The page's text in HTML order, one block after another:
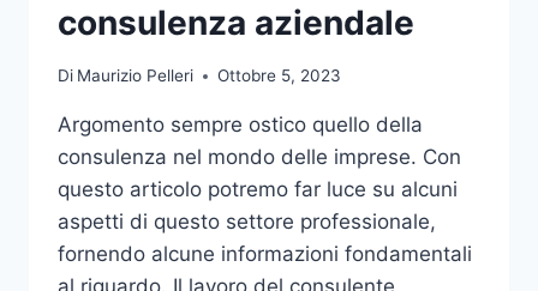
GIARDINO
consulenza aziendale
Di Maurizio Pelleri Ottobre 5, 2023
Argomento sempre ostico quello della
consulenza nel mondo delle imprese. Con
questo articolo potremo far luce su alcuni
aspetti di questo settore professionale,
fornendo alcune informazioni fondamentali